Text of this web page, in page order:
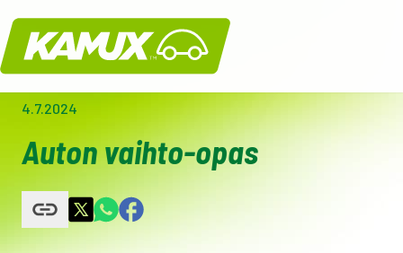
Kamux
4.7.2024
Auton vaihto-opas